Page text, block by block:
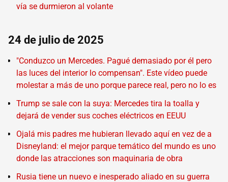
vía se durmieron al volante
24 de julio de 2025
"Conduzco un Mercedes. Pagué demasiado por él pero
las luces del interior lo compensan". Este vídeo puede
molestar a más de uno porque parece real, pero no lo es
Trump se sale con la suya: Mercedes tira la toalla y
dejará de vender sus coches eléctricos en EEUU
Ojalá mis padres me hubieran llevado aquí en vez de a
Disneyland: el mejor parque temático del mundo es uno
donde las atracciones son maquinaria de obra
Rusia tiene un nuevo e inesperado aliado en su guerra